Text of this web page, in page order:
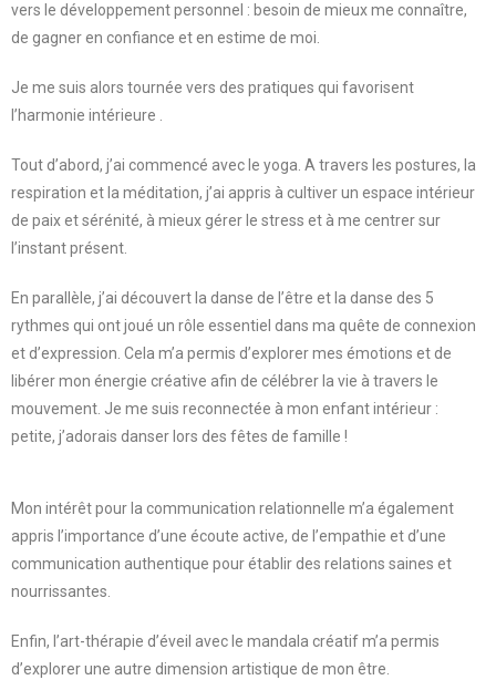
vers le développement personnel : besoin de mieux me connaître,
de gagner en confiance et en estime de moi.
Je me suis alors tournée vers des pratiques qui favorisent
l’harmonie intérieure .
Tout d’abord, j’ai commencé avec le yoga. A travers les postures, la
respiration et la méditation, j’ai appris à cultiver un espace intérieur
de paix et sérénité, à mieux gérer le stress et à me centrer sur
l’instant présent.
En parallèle, j’ai découvert la danse de l’être et la danse des 5
rythmes qui ont joué un rôle essentiel dans ma quête de connexion
et d’expression. Cela m’a permis d’explorer mes émotions et de
libérer mon énergie créative afin de célébrer la vie à travers le
mouvement. Je me suis reconnectée à mon enfant intérieur :
petite, j’adorais danser lors des fêtes de famille !
Mon intérêt pour la communication relationnelle m’a également
appris l’importance d’une écoute active, de l’empathie et d’une
communication authentique pour établir des relations saines et
nourrissantes.
Enfin, l’art-thérapie d’éveil avec le mandala créatif m’a permis
d’explorer une autre dimension artistique de mon être.